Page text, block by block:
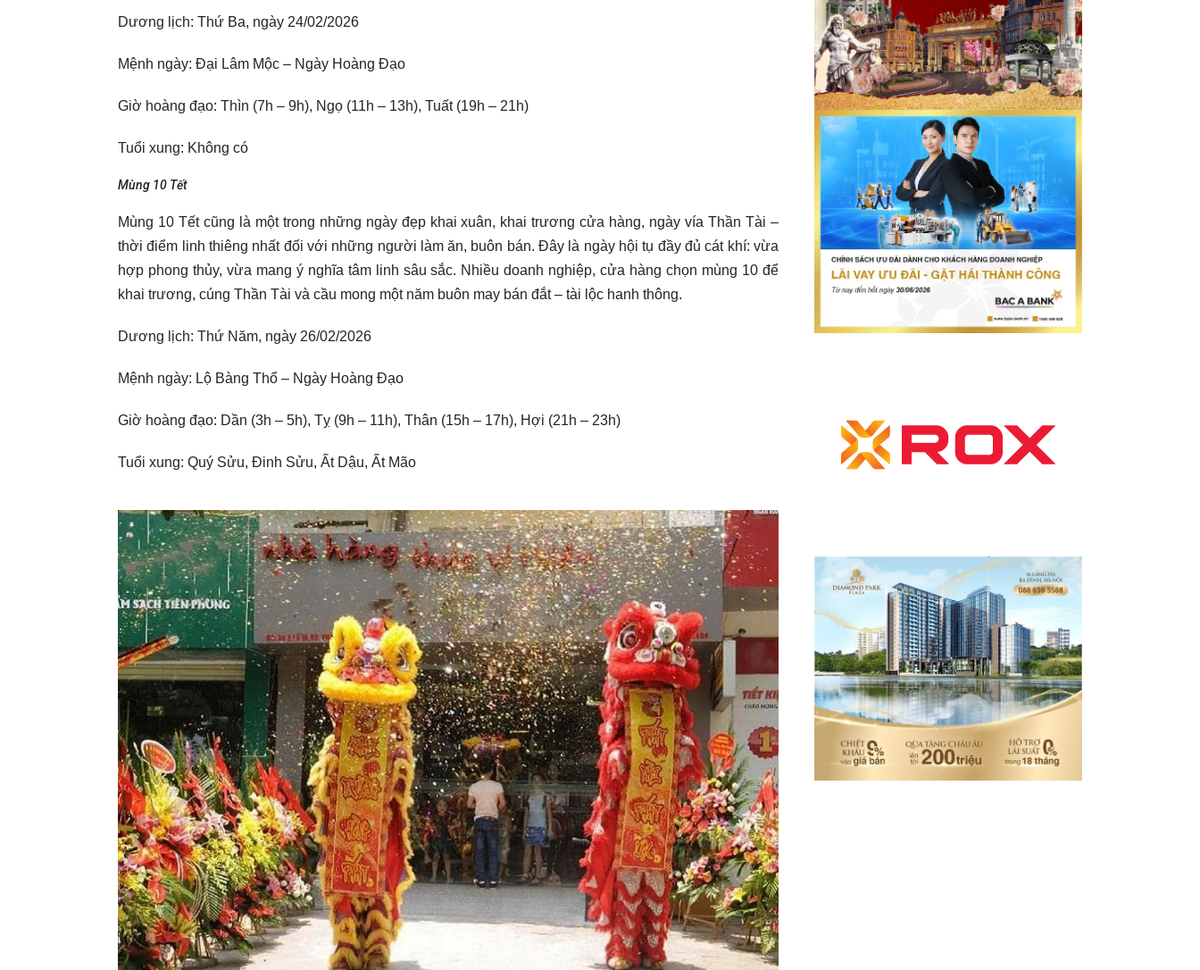
Dương lịch: Thứ Ba, ngày 24/02/2026
Mệnh ngày: Đại Lâm Mộc – Ngày Hoàng Đạo
Giờ hoàng đạo: Thìn (7h – 9h), Ngọ (11h – 13h), Tuất (19h – 21h)
Tuổi xung: Không có
Mùng 10 Tết
Mùng 10 Tết cũng là một trong những ngày đẹp khai xuân, khai trương cửa hàng, ngày vía Thần Tài –
thời điểm linh thiêng nhất đối với những người làm ăn, buôn bán. Đây là ngày hội tụ đầy đủ cát khí: vừa
hợp phong thủy, vừa mang ý nghĩa tâm linh sâu sắc. Nhiều doanh nghiệp, cửa hàng chọn mùng 10 để
khai trương, cúng Thần Tài và cầu mong một năm buôn may bán đắt – tài lộc hanh thông.
Dương lịch: Thứ Năm, ngày 26/02/2026
Mệnh ngày: Lộ Bàng Thổ – Ngày Hoàng Đạo
Giờ hoàng đạo: Dần (3h – 5h), Tỵ (9h – 11h), Thân (15h – 17h), Hợi (21h – 23h)
Tuổi xung: Quý Sửu, Đinh Sửu, Ất Dậu, Ất Mão